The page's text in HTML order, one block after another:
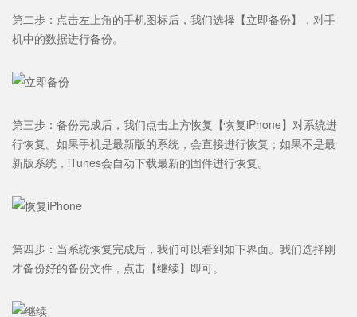
第二步：点击左上角的手机图标后，我们选择【立即备份】，对手
机中的数据进行备份。
第三步：备份完成后，我们点击上方恢复【恢复iPhone】对系统进
行恢复。如果手机是最新版的系统，会直接进行恢复；如果不是最
新版系统，iTunes会自动下载最新的固件进行恢复。
第四步：当系统恢复完成后，我们可以看到如下界面。我们选择刚
才备份好的备份文件，点击【继续】即可。